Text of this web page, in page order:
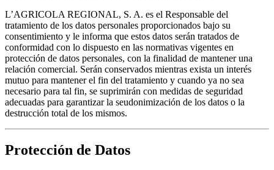
L’AGRICOLA REGIONAL, S. A. es el Responsable del
tratamiento de los datos personales proporcionados bajo su
consentimiento y le informa que estos datos serán tratados de
conformidad con lo dispuesto en las normativas vigentes en
protección de datos personales, con la finalidad de mantener una
relación comercial. Serán conservados mientras exista un interés
mutuo para mantener el fin del tratamiento y cuando ya no sea
necesario para tal fin, se suprimirán con medidas de seguridad
adecuadas para garantizar la seudonimización de los datos o la
destrucción total de los mismos.
Protección de Datos